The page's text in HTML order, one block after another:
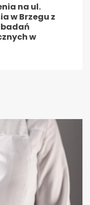
na ul.
w Brzegu z
w